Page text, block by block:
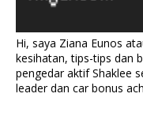
Hi, saya Ziana Eunos
kesihatan, tips-tips dan
pengedar aktif Shaklee
leader dan car bonus